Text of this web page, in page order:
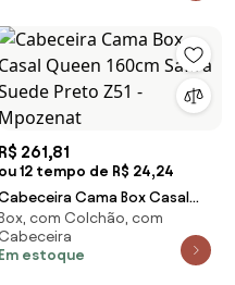
R$ 261,81
ou 12 tempo de R$ 24,24
Cama Box Casal
160cm Safira Suede
Preto Z51 - Mpozenat
Box, com Colchão, com
Cabeceira
Em estoque